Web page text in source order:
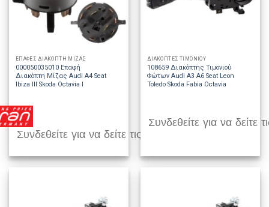
ΕΠΑΦΕΣ ΔΙΑΚΟΠΤΗ ΜΙΖΑΣ
000050035010 Επαφή
Διακόπτη Μίζας Audi A4 Seat
Ibiza III Skoda Octavia I
Συνδεθείτε για να δείτε τις τιμές
ΔΙΑΚΟΠΤΕΣ ΤΙΜΟΝΙΟΥ
108659 Διακόπτης Τιμονιού
Φώτων Audi A3 A6 Seat Leon
Toledo Skoda Fabia Octavia
Συνδεθείτε για να δείτε